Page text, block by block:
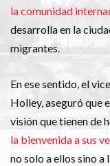
la comunidad
desarrolla en la
migrantes.
En ese sentido, el
Holley, aseguró que
visión que tienen de
la bienvenida a sus
no solo a ellos sino a